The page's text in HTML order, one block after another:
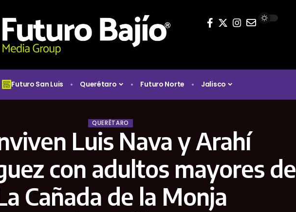
Futuro San Luis Querétaro Futuro Norte Jalisco
QUERÉTARO
Luis Nava y Arahí
con adultos mayores de
Cañada de la Monja